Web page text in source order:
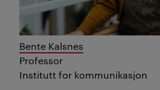
Bente Kalsnes
Professor
Institutt for kommunikasjon